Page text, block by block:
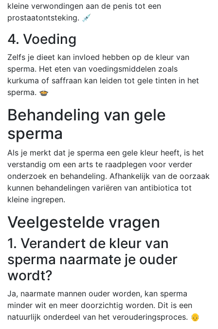
kleine verwondingen aan de penis tot een
prostaatontsteking. 💉
4. Voeding
Zelfs je dieet kan invloed hebben op de kleur van
sperma. Het eten van voedingsmiddelen zoals
kurkuma of saffraan kan leiden tot gele tinten in het
sperma. 🍲
Behandeling van gele
sperma
Als je merkt dat je sperma een gele kleur heeft, is het
verstandig om een arts te raadplegen voor verder
onderzoek en behandeling. Afhankelijk van de oorzaak
kunnen behandelingen variëren van antibiotica tot
kleine ingrepen.
Veelgestelde vragen
1. Verandert de kleur van
sperma naarmate je ouder
wordt?
Ja, naarmate mannen ouder worden, kan sperma
minder wit en meer doorzichtig worden. Dit is een
natuurlijk onderdeel van het verouderingsproces. 👴